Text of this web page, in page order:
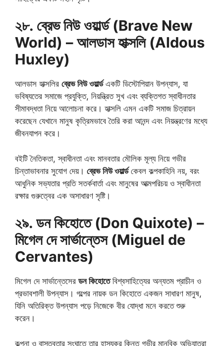
২৮. ব্রেভ নিউ ওয়ার্ল্ড (Brave New
World) – আলডাস হাক্সলি (Aldous
Huxley)
আলডাস হাক্সলির ব্রেভ নিউ ওয়ার্ল্ডএকটি ডিস্টোপিয়ান উপন্যাস, যা
ভবিষ্যতের সমাজে প্রযুক্তি, নিয়ন্ত্রিত সুখ এবং ব্যক্তিগত স্বাধীনতার
সীমাবদ্ধতা নিয়ে আলোচনা করে। হাক্সলি এমন একটি সমাজ চিত্রায়ন
করেছেন যেখানে মানুষ কৃত্রিমভাবে তৈরি করা আনন্দ এবং নিয়ন্ত্রণের মধ্যে
জীবনযাপন করে।
বইটি নৈতিকতা, স্বাধীনতা এবং মানবতার মৌলিক মূল্য নিয়ে গভীর
চিন্তাভাবনার সুযোগ দেয়। ব্রেভ নিউ ওয়ার্ল্ডকেবল কল্পকাহিনি নয়, বরং
আধুনিক সভ্যতার প্রতি সতর্কবার্তা এবং মানুষের আত্মপরিচয় ও স্বাধীনতা
রক্ষার গুরুত্বের এক অসাধারণ সৃষ্টি।
২৯. ডন কিহোতে (Don Quixote) –
মিগেল দে সার্ভান্তেস (Miguel de
Cervantes)
মিগেল দে সার্ভান্তেসের ডন কিহোতেবিশ্বসাহিত্যের অন্যতম প্রাচীন ও
প্রভাবশালী উপন্যাস। গল্পের নায়ক ডন কিহোতে একজন সাধারণ মানুষ,
যিনি অতিরিক্ত উপন্যাস পড়ে নিজেকে বীর যোদ্ধা মনে করতে শুরু
করেন।
কল্পনা ও বাস্তবতার সংঘাতে তার হাস্যকর কিন্তু গভীর মানবিক অভিযাত্রা